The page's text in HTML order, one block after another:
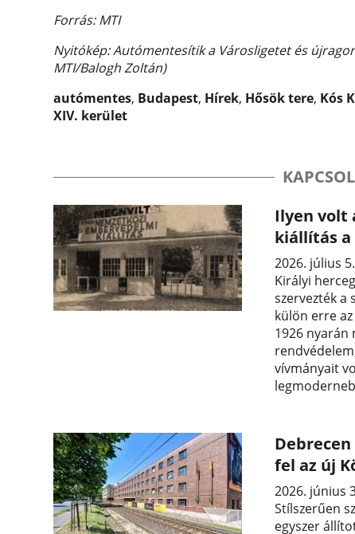
Forrás: MTI
Nyitókép: Autómentesítik a Városligetet és
MTI/Balogh Zoltán)
autómentes, Budapest, Hírek, Hősök tere, Kós
XIV. kerület
Ilyen volt
kiállítás a
2026. július
Királyi
szervezték a
külön erre
1926 nyarán
vívmányait
fel az új
2026. június
Stílszerűen
egyszer